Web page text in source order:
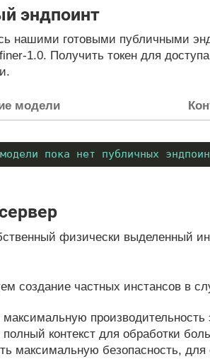
эндпоинт
нашими готовыми публичными
1.0. Получить токен для
модели
пока нет публичных
физически выделенный
создание частных инстансов в
максимальную производительность
полный контекст для обработки
максимальную безопасность,